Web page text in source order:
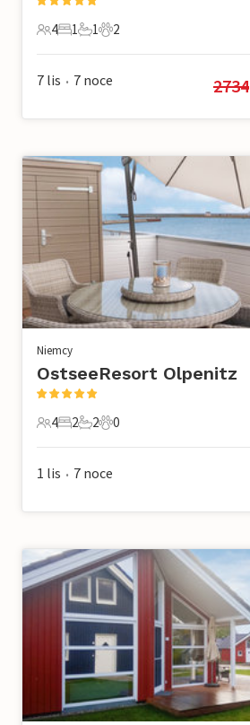
4 Goście
4
1 Sypialnia
1
1 Łazienka
1
2 Zwierzęta domowe
2
7 lis • 7 noce 2734
Niemcy
OstseeResort Olpenitz
4 Goście
4
2 Sypialnie
2
2 Łazienki
2
0 Zwierzęta domowe
0
1 lis • 7 noce